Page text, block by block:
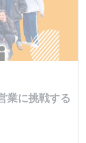
業に挑戦する